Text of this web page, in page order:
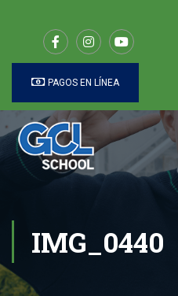
PAGOS EN LÍNEA
IMG_0440